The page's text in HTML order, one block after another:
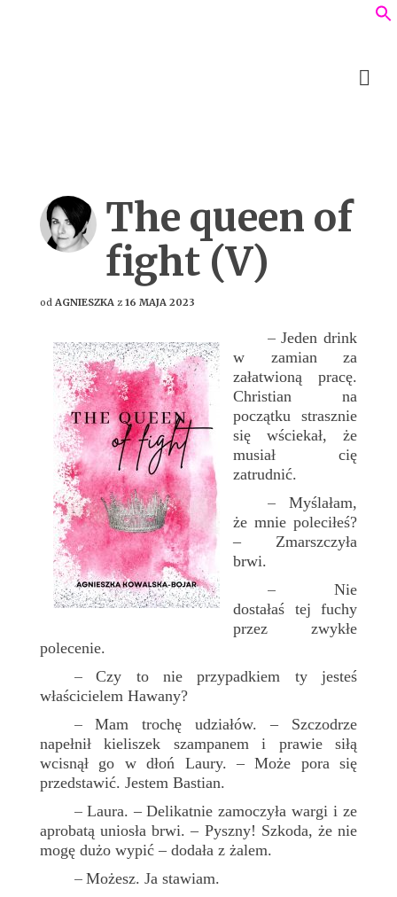
The queen of
fight (V)
od AGNIESZKA z 16 MAJA 2023
– Jeden drink
w zamian za
załatwioną pracę.
Christian na
początku strasznie
się wściekał, że
musiał cię
zatrudnić.
– Myślałam,
że mnie poleciłeś?
– Zmarszczyła
brwi.
– Nie
dostałaś tej fuchy
przez zwykłe
polecenie.
–Czy to nie przypadkiem ty jesteś
właścicielem Hawany?
– Mam trochę udziałów. – Szczodrze
napełnił kieliszek szampanem i prawie siłą
wcisnął go w dłoń Laury. – Może pora się
przedstawić. Jestem Bastian.
– Laura. – Delikatnie zamoczyła wargi i ze
aprobatą uniosła brwi. – Pyszny! Szkoda, że nie
mogę dużo wypić – dodała z żalem.
– Możesz. Ja stawiam.